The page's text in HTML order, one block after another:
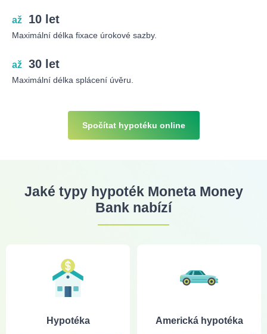
až 10 let
Maximální délka fixace úrokové sazby.
až 30 let
Maximální délka splácení úvěru.
Spočítat hypotéku online
Jaké typy hypoték Moneta Money
Bank nabízí
Hypotéka Americká hypotéka